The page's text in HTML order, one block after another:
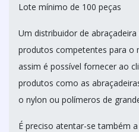
Lote mínimo de 100 peças
Um distribuidor de
produtos competentes para o
assim é possível fornecer ao
produtos como as
o nylon ou polímeros de
É preciso atentar-se também